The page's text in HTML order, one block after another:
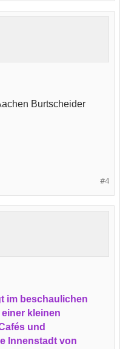
Burtscheider
#4
im beschaulichen
kleinen
und
Innenstadt von